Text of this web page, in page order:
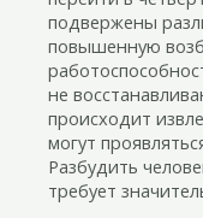
подвержены
повышенную
не
происходит
могут
Разбудить
требует